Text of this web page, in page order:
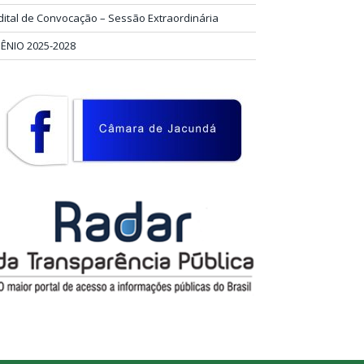
de Convocação – Sessão Extraordinária
2025-2028